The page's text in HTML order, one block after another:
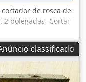
de rosca de
2 polegadas -Cortar
" -Dimensões:
T S Aspfx Alfsck
classificado